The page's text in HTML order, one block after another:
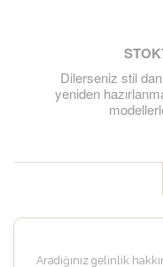
Dilerseniz stil
yeniden
Aradığınız gelinlik